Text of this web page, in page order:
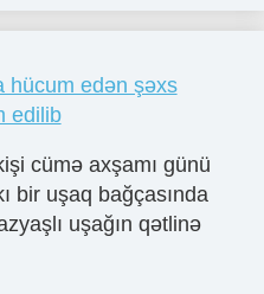
hücum edən şəxs
edilib
cümə axşamı günü
bir uşaq bağçasında
uşağın qətlinə